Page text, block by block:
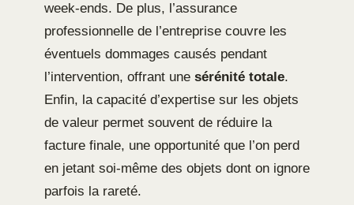
week-ends. De plus, l’assurance
professionnelle de l’entreprise couvre les
éventuels dommages causés pendant
l’intervention, offrant une sérénité totale.
Enfin, la capacité d’expertise sur les objets
de valeur permet souvent de réduire la
facture finale, une opportunité que l’on perd
en jetant soi-même des objets dont on ignore
parfois la rareté.